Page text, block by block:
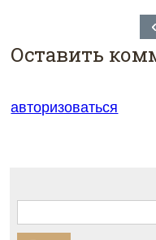
Оставить
авторизоваться
Найти: